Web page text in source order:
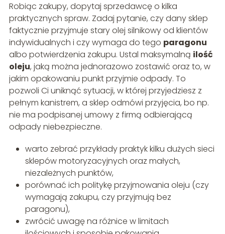
Robiąc zakupy, dopytaj sprzedawcę o kilka
praktycznych spraw. Zadaj pytanie, czy dany sklep
faktycznie przyjmuje stary olej silnikowy od klientów
indywidualnych i czy wymaga do tego paragonu
albo potwierdzenia zakupu. Ustal maksymalną ilość
oleju, jaką można jednorazowo zostawić oraz to, w
jakim opakowaniu punkt przyjmie odpady. To
pozwoli Ci uniknąć sytuacji, w której przyjedziesz z
pełnym kanistrem, a sklep odmówi przyjęcia, bo np.
nie ma podpisanej umowy z firmą odbierającą
odpady niebezpieczne.
warto zebrać przykłady praktyk kilku dużych sieci
sklepów motoryzacyjnych oraz małych,
niezależnych punktów,
porównać ich politykę przyjmowania oleju (czy
wymagają zakupu, czy przyjmują bez
paragonu),
zwrócić uwagę na różnice w limitach